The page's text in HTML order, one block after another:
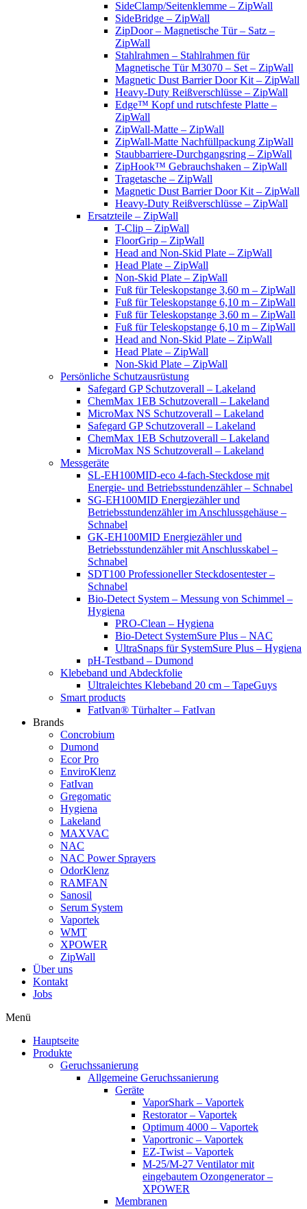
SideClamp/Seitenklemme – ZipWall
SideBridge – ZipWall
ZipDoor – Magnetische Tür – Satz –
ZipWall
Stahlrahmen – Stahlrahmen für
Magnetische Tür M3070 – Set – ZipWall
Magnetic Dust Barrier Door Kit – ZipWall
Heavy-Duty Reißverschlüsse – ZipWall
Edge™ Kopf und rutschfeste Platte –
ZipWall
ZipWall-Matte – ZipWall
ZipWall-Matte Nachfüllpackung ZipWall
Staubbarriere-Durchgangsring – ZipWall
ZipHook™ Gebrauchshaken – ZipWall
Tragetasche – ZipWall
Magnetic Dust Barrier Door Kit – ZipWall
Heavy-Duty Reißverschlüsse – ZipWall
Ersatzteile – ZipWall
T-Clip – ZipWall
FloorGrip – ZipWall
Head and Non-Skid Plate – ZipWall
Head Plate – ZipWall
Non-Skid Plate – ZipWall
Fuß für Teleskopstange 3,60 m – ZipWall
Fuß für Teleskopstange 6,10 m – ZipWall
Fuß für Teleskopstange 3,60 m – ZipWall
Fuß für Teleskopstange 6,10 m – ZipWall
Head and Non-Skid Plate – ZipWall
Head Plate – ZipWall
Non-Skid Plate – ZipWall
Persönliche Schutzausrüstung
Safegard GP Schutzoverall – Lakeland
ChemMax 1EB Schutzoverall – Lakeland
MicroMax NS Schutzoverall – Lakeland
Safegard GP Schutzoverall – Lakeland
ChemMax 1EB Schutzoverall – Lakeland
MicroMax NS Schutzoverall – Lakeland
Messgeräte
SL-EH100MID-eco 4-fach-Steckdose mit
Energie- und Betriebsstundenzähler – Schnabel
SG-EH100MID Energiezähler und
Betriebsstundenzähler im Anschlussgehäuse –
Schnabel
GK-EH100MID Energiezähler und
Betriebsstundenzähler mit Anschlusskabel –
Schnabel
SDT100 Professioneller Steckdosentester –
Schnabel
Bio-Detect System – Messung von Schimmel –
Hygiena
PRO-Clean – Hygiena
Bio-Detect SystemSure Plus – NAC
UltraSnaps für SystemSure Plus – Hygiena
pH-Testband – Dumond
Klebeband und Abdeckfolie
Ultraleichtes Klebeband 20 cm – TapeGuys
Smart products
FatIvan® Türhalter – FatIvan
Brands
Concrobium
Dumond
Ecor Pro
EnviroKlenz
FatIvan
Gregomatic
Hygiena
Lakeland
MAXVAC
NAC
NAC Power Sprayers
OdorKlenz
RAMFAN
Sanosil
Serum System
Vaportek
WMT
XPOWER
ZipWall
Über uns
Kontakt
Jobs
Menü
Hauptseite
Produkte
Geruchssanierung
Allgemeine Geruchssanierung
Geräte
VaporShark – Vaportek
Restorator – Vaportek
Optimum 4000 – Vaportek
Vaportronic – Vaportek
EZ-Twist – Vaportek
M-25/M-27 Ventilator mit
eingebautem Ozongenerator –
XPOWER
Membranen